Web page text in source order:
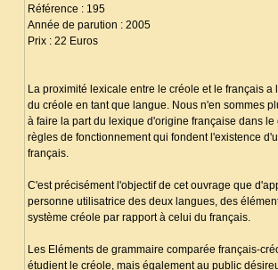
Référence : 195
Année de parution : 2005
Prix : 22 Euros
La proximité lexicale entre le créole et le français
du créole en tant que langue. Nous n'en sommes
à faire la part du lexique d'origine française dans
règles de fonctionnement qui fondent l'existence
français.
C'est précisément l'objectif de cet ouvrage que
personne utilisatrice des deux langues, des
système créole par rapport à celui du français.
Les Eléments de grammaire comparée français-
étudient le créole, mais également au public